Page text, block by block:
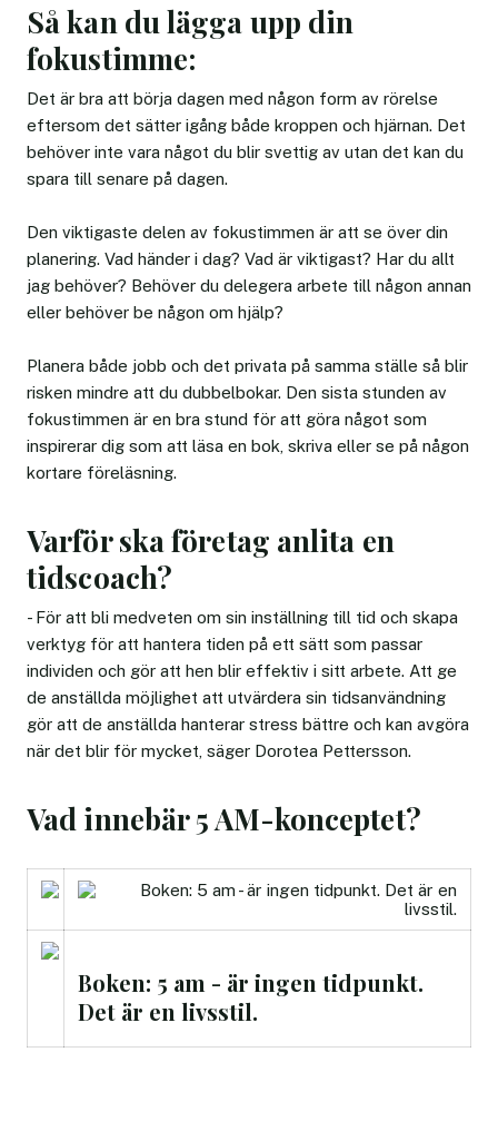
Så kan du lägga upp din
fokustimme:
Det är bra att börja dagen med någon form av rörelse
eftersom det sätter igång både kroppen och hjärnan. Det
behöver inte vara något du blir svettig av utan det kan du
spara till senare på dagen.
Den viktigaste delen av fokustimmen är att se över din
planering. Vad händer i dag? Vad är viktigast? Har du allt
jag behöver? Behöver du delegera arbete till någon annan
eller behöver be någon om hjälp?
Planera både jobb och det privata på samma ställe så blir
risken mindre att du dubbelbokar. Den sista stunden av
fokustimmen är en bra stund för att göra något som
inspirerar dig som att läsa en bok, skriva eller se på någon
kortare föreläsning.
Varför ska företag anlita en
tidscoach?
- För att bli medveten om sin inställning till tid och skapa
verktyg för att hantera tiden på ett sätt som passar
individen och gör att hen blir effektiv i sitt arbete. Att ge
de anställda möjlighet att utvärdera sin tidsanvändning
gör att de anställda hanterar stress bättre och kan avgöra
när det blir för mycket, säger Dorotea Pettersson.
Vad innebär 5 AM-konceptet?
Boken: 5 am - är ingen tidpunkt.
Det är en livsstil.